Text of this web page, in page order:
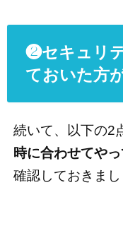
❷セキュリ
ておいた方
続いて、以下の2
時に合わせてや
確認しておきまし